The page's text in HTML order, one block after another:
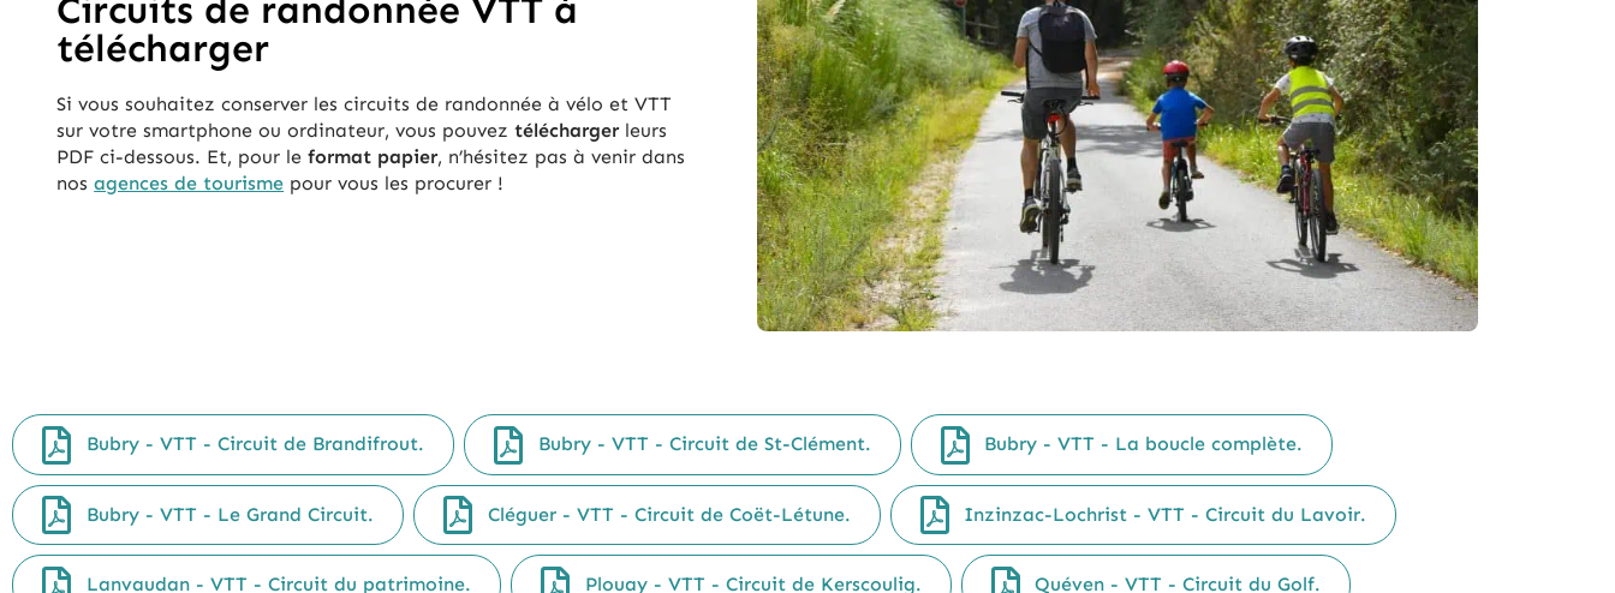
Circuits de randonnée VTT à
télécharger
Si vous souhaitez conserver les circuits de randonnée à vélo et VTT
sur votre smartphone ou ordinateur, vous pouveztéléchargerleurs
PDF ci-dessous. Et, pour leformat papier, n’hésitez pas à venir dans
nosagences de tourisme pour vous les procurer !
Bubry - VTT - Circuit de Brandifrout. Bubry - VTT - Circuit de St-Clément. Bubry - VTT - La boucle complète.
Bubry - VTT - Le Grand Circuit. Cléguer - VTT - Circuit de Coët-Létune. Inzinzac-Lochrist - VTT - Circuit du Lavoir.
Lanvaudan - VTT - Circuit du patrimoine. Plouay - VTT - Circuit de Kerscoulig. Quéven - VTT - Circuit du Golf.